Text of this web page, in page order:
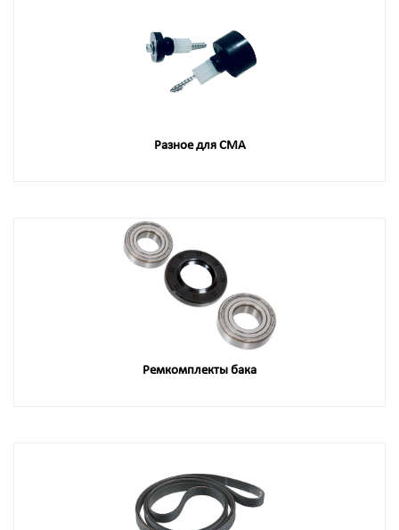
Разное для СМА
Ремкомплекты бака